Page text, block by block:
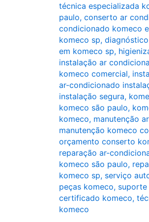
técnica especializada
paulo, conserto ar
condicionado komeco
komeco sp,
em komeco sp,
instalação ar
komeco comercial,
ar-condicionado
instalação segura,
komeco são paulo,
komeco, manutenção
manutenção komeco
orçamento conserto
reparação ar-
komeco são paulo,
komeco sp, serviço
peças komeco,
certificado komeco,
komeco